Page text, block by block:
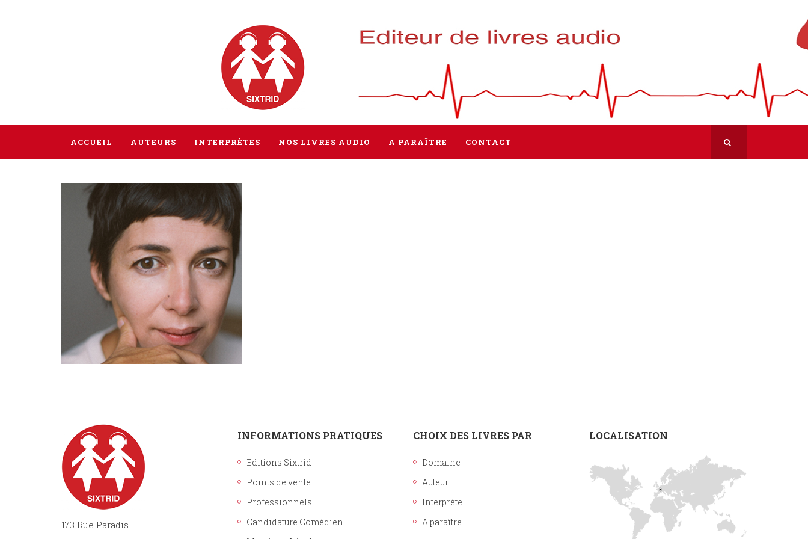
ACCUEIL AUTEURS INTERPRÈTES NOS LIVRES AUDIO A PARAÎTRE CONTACT
173 Rue Paradis
INFORMATIONS PRATIQUES
Editions Sixtrid
Points de vente
Professionnels
Candidature Comédien
CHOIX DES LIVRES PAR
Domaine
Auteur
Interprète
A paraître
LOCALISATION